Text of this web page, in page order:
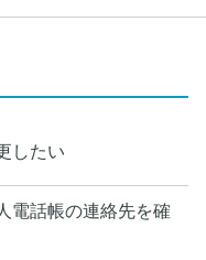
したい
電話帳の連絡先を確